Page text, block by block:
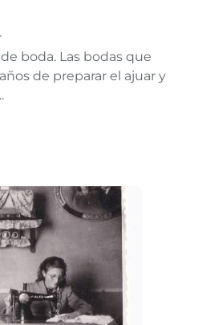
boda. Las bodas que
de preparar el ajuar y